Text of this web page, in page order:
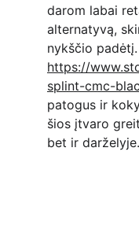
darom labai
alternatyvą,
nykščio
https://
splint-cmc-
patogus ir
šios įtvaro
bet ir darželyje.